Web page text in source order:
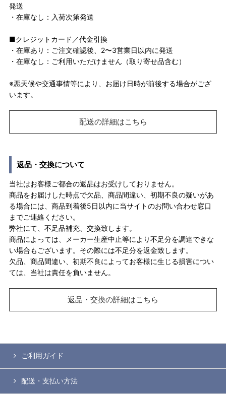
発送
・在庫なし：入荷次第発送
■クレジットカード／代金引換
・在庫あり：ご注文確認後、2〜3営業日以内に発送
・在庫なし：ご利用いただけません（取り寄せ品含む）
※悪天候や交通事情等により、お届け日時が前後する場合がござ
います。
配送の詳細はこちら
返品・交換について
当社はお客様ご都合の返品はお受けしておりません。
商品をお届けした時点で欠品、商品間違い、初期不良の疑いがあ
る場合には、商品到着後5日以内に当サイトのお問い合わせ窓口
までご連絡ください。
弊社にて、不足品補充、交換致します。
商品によっては、メーカー生産中止等により不足分を調達できな
い場合もございます。その際には不足分を返金致します。
欠品、商品間違い、初期不良によってお客様に生じる損害につい
ては、当社は責任を負いません。
返品・交換の詳細はこちら
ご利用ガイド
配送・支払い方法